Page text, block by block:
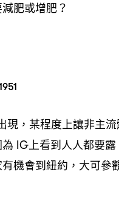
肥或增肥？
現，某程度上讓非主
IG上看到人人都要
機會到紐約，大可參